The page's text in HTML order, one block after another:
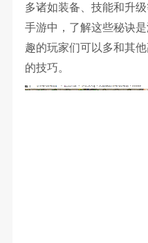
多诸如装备、技能和升
手游中，了解这些秘诀
趣的玩家们可以多和其
的技巧。